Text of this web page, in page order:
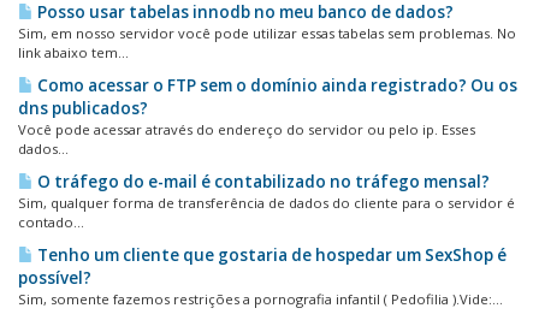
Posso usar tabelas innodb no meu banco de dados?
Sim, em nosso servidor você pode utilizar essas tabelas sem problemas. No
link abaixo tem...
Como acessar o FTP sem o domí­nio ainda registrado? Ou os
dns publicados?
Você pode acessar através do endereço do servidor ou pelo ip. Esses
dados...
O tráfego do e-mail é contabilizado no tráfego mensal?
Sim, qualquer forma de transferência de dados do cliente para o servidor é
contado...
Tenho um cliente que gostaria de hospedar um SexShop é
possí­vel?
Sim, somente fazemos restrições a pornografia infantil ( Pedofilia ).Vide:...